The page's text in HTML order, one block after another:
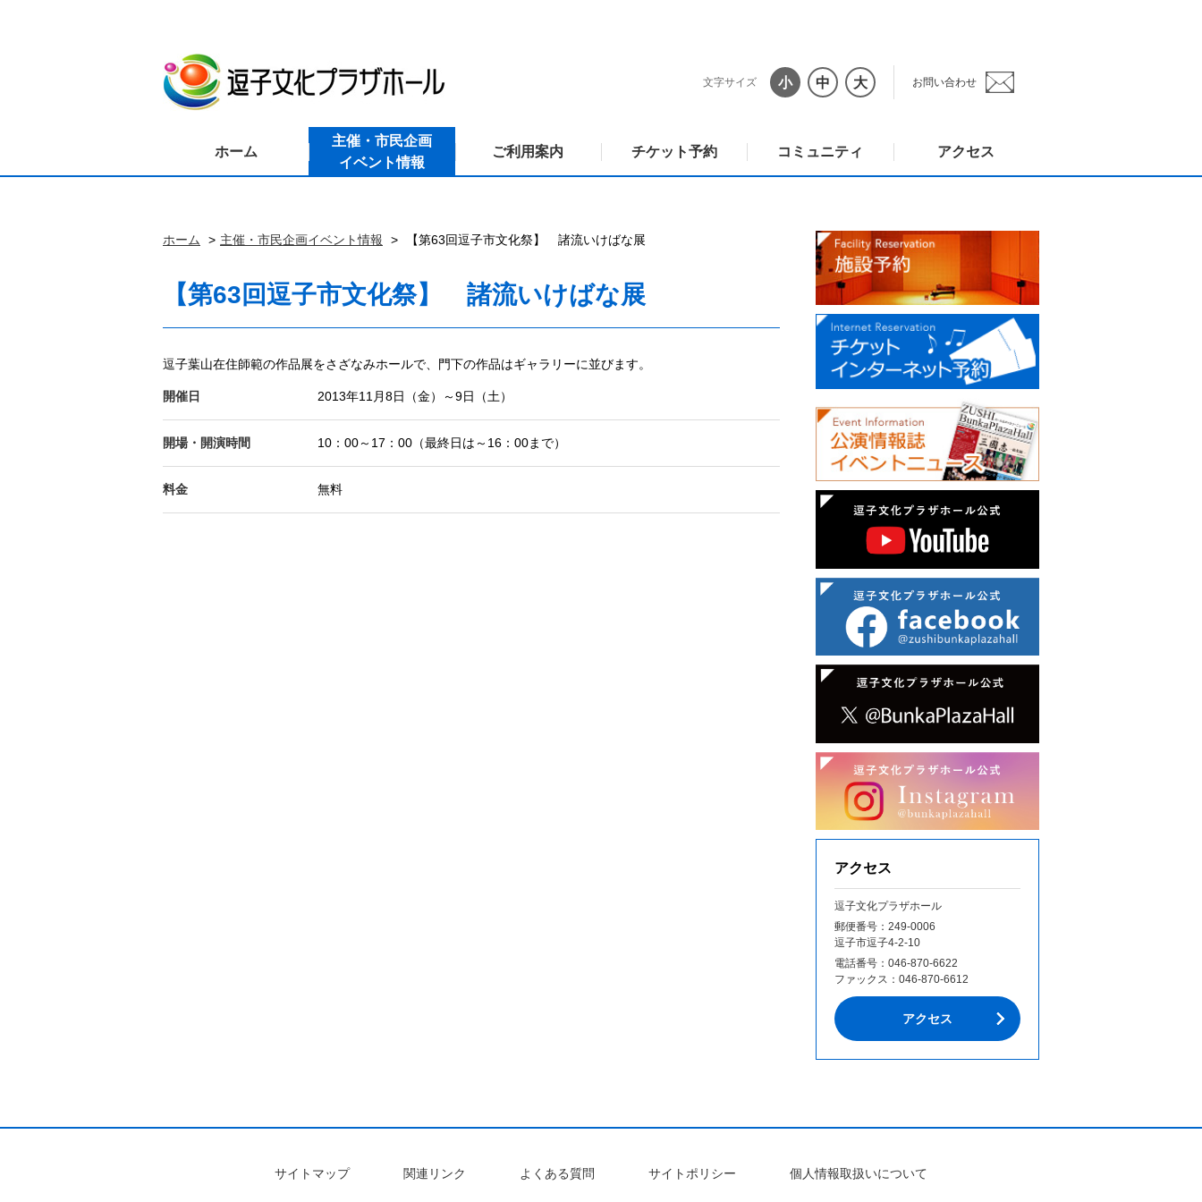
文字サイズ 小 中 大 お問い合わせ
ホーム
主催・市民企画
イベント情報
ご利用案内 チケット予約 コミュニティ アクセス
ホーム 主催・市民企画イベント情報 【第63回逗子市文化祭】 諸流いけばな展
【第63回逗子市文化祭】 諸流いけばな展
逗子葉山在住師範の作品展をさざなみホールで、門下の作品はギャラリーに並びます。
開催日 2013年11月8日（金）～9日（土）
開場・開演時間 10：00～17：00（最終日は～16：00まで）
料金 無料
アクセス
逗子文化プラザホール
郵便番号：249‐0006
逗子市逗子4-2-10
電話番号： 046-870-6622
ファックス： 046-870-6612
アクセス
サイトマップ 関連リンク よくある質問 サイトポリシー 個人情報取扱いについて